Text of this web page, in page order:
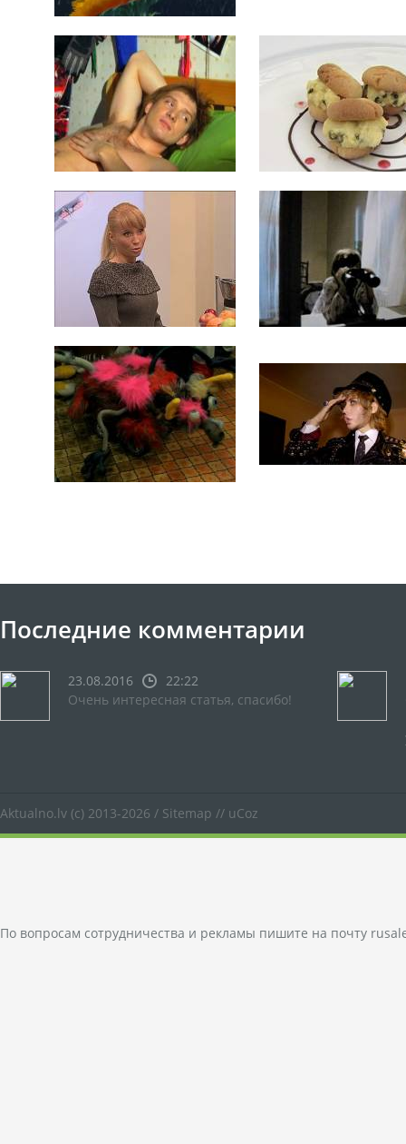
Последние комментарии
23.08.2016
22:22
Очень интересная статья, спасибо!
Aktualno.lv (c) 2013-2026 / Sitemap // uCoz
По вопросам сотрудничества и рекламы пишите на почту